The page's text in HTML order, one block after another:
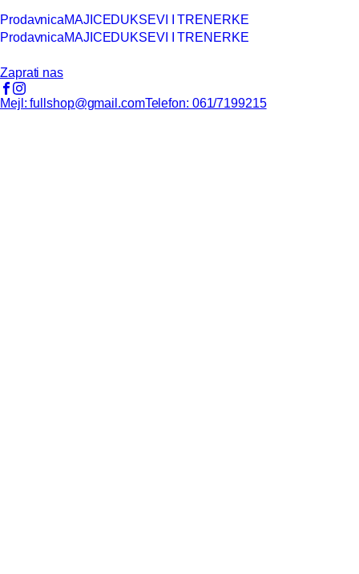
ProdavnicaMAJICEDUKSEVI I TRENERKE
ProdavnicaMAJICEDUKSEVI I TRENERKE
Zaprati nas
Mejl: fullshop@gmail.comTelefon: 061/7199215